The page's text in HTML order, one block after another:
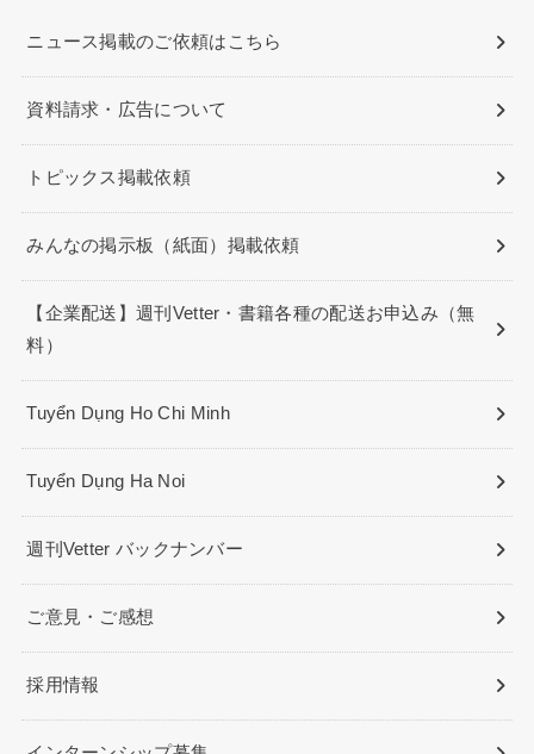
ニュース掲載のご依頼はこちら
資料請求・広告について
トピックス掲載依頼
みんなの掲示板（紙面）掲載依頼
【企業配送】週刊Vetter・書籍各種の配送お申込み（無
料）
Tuyển Dụng Ho Chi Minh
Tuyển Dụng Ha Noi
週刊Vetter バックナンバー
ご意見・ご感想
採用情報